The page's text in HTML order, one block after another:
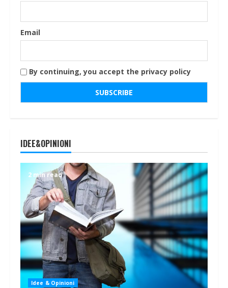
Email
By continuing, you accept the privacy policy
IDEE&OPINIONI
2 min read
Idee & Opinioni